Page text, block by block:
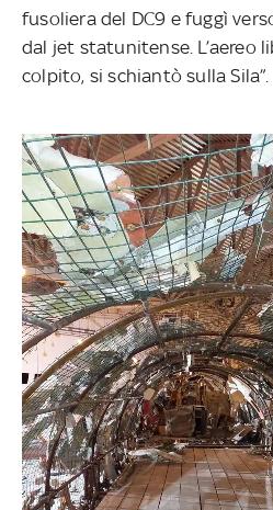
fusoliera del DC9 e fuggì
dal jet statunitense. L’aereo
colpito, si schiantò sulla Sila”.